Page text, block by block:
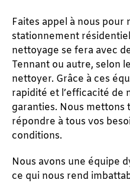
Faites appel à nous
stationnement
nettoyage se fera avec
Tennant ou autre, selon
nettoyer. Grâce à ces
rapidité et l’efficacité de
garanties. Nous
répondre à tous vos
conditions.
Nous avons une équipe
ce qui nous rend